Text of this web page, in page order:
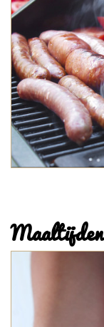
Maaltijden